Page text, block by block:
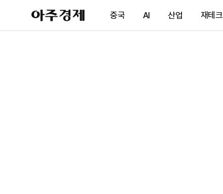
아
주
제
중국 AI 산업 재테크